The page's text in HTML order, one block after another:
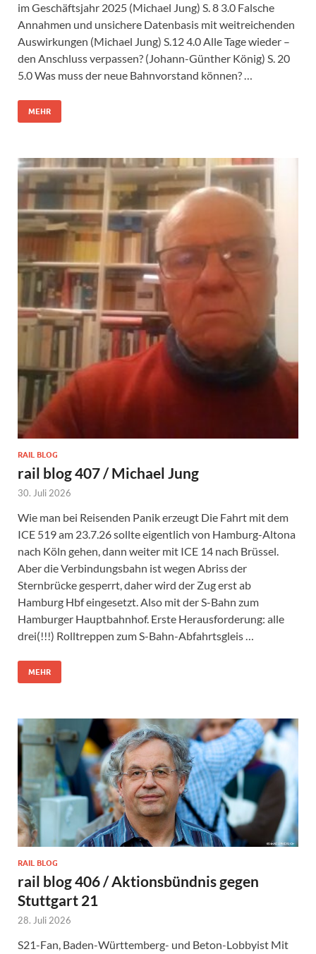
im Geschäftsjahr 2025 (Michael Jung) S. 8 3.0 Falsche
Annahmen und unsichere Datenbasis mit weitreichenden
Auswirkungen (Michael Jung) S.12 4.0 Alle Tage wieder –
den Anschluss verpassen? (Johann-Günther König) S. 20
5.0 Was muss der neue Bahnvorstand können? …
MEHR
RAIL BLOG
rail blog 407 / Michael Jung
30. Juli 2026
Wie man bei Reisenden Panik erzeugt Die Fahrt mit dem
ICE 519 am 23.7.26 sollte eigentlich von Hamburg-Altona
nach Köln gehen, dann weiter mit ICE 14 nach Brüssel.
Aber die Verbindungsbahn ist wegen Abriss der
Sternbrücke gesperrt, daher wird der Zug erst ab
Hamburg Hbf eingesetzt. Also mit der S-Bahn zum
Hamburger Hauptbahnhof. Erste Herausforderung: alle
drei(!!!) Rolltreppen zum S-Bahn-Abfahrtsgleis …
MEHR
RAIL BLOG
rail blog 406 / Aktionsbündnis gegen
Stuttgart 21
28. Juli 2026
S21-Fan, Baden-Württemberg- und Beton-Lobbyist Mit